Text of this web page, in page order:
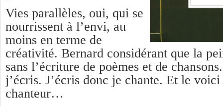
Vies parallèles, oui, qui se
nourrissent à l’envi, au
moins en terme de
créativité. Bernard considérant que la
sans l’écriture de poèmes et de
j’écris. J’écris donc je chante. Et le voici
chanteur…